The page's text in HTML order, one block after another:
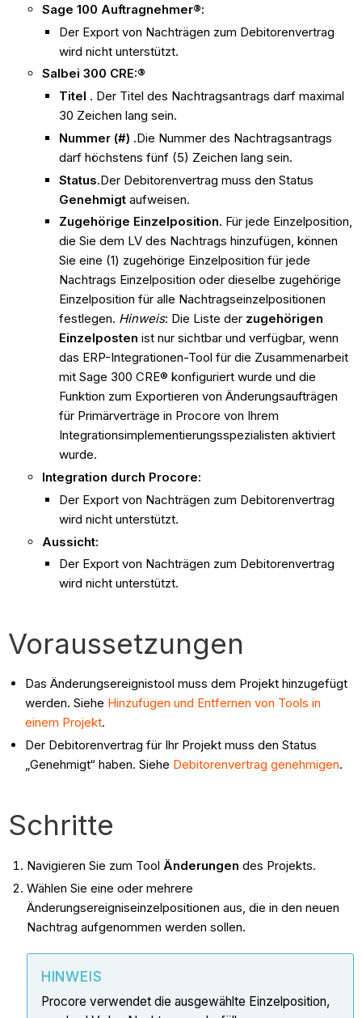
Sage 100 Auftragnehmer®:
Der Export von Nachträgen zum Debitorenvertrag
wird nicht unterstützt.
Salbei 300 CRE:®
Titel . Der Titel des Nachtragsantrags darf maximal
30 Zeichen lang sein.
Nummer (#) .Die Nummer des Nachtragsantrags
darf höchstens fünf (5) Zeichen lang sein.
Status.Der Debitorenvertrag muss den Status
Genehmigt aufweisen.
Zugehörige Einzelposition. Für jede Einzelposition,
die Sie dem LV des Nachtrags hinzufügen, können
Sie eine (1) zugehörige Einzelposition für jede
Nachtrags Einzelposition oder dieselbe zugehörige
Einzelposition für alle Nachtragseinzelpositionen
festlegen. Hinweis: Die Liste der zugehörigen
Einzelposten ist nur sichtbar und verfügbar, wenn
das ERP-Integrationen-Tool für die Zusammenarbeit
mit Sage 300 CRE® konfiguriert wurde und die
Funktion zum Exportieren von Änderungsaufträgen
für Primärverträge in Procore von Ihrem
Integrationsimplementierungsspezialisten aktiviert
wurde.
Integration durch Procore:
Der Export von Nachträgen zum Debitorenvertrag
wird nicht unterstützt.
Aussicht:
Der Export von Nachträgen zum Debitorenvertrag
wird nicht unterstützt.
Voraussetzungen
Das Änderungsereignistool muss dem Projekt hinzugefügt
werden. Siehe Hinzufügen und Entfernen von Tools in
einem Projekt.
Der Debitorenvertrag für Ihr Projekt muss den Status
„Genehmigt“ haben. Siehe Debitorenvertrag genehmigen.
Schritte
Navigieren Sie zum Tool Änderungen des Projekts.
Wählen Sie eine oder mehrere
Änderungsereigniseinzelpositionen aus, die in den neuen
Nachtrag aufgenommen werden sollen.
HINWEIS
Procore verwendet die ausgewählte Einzelposition,